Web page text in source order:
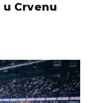
Crvenu